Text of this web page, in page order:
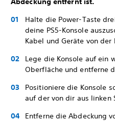
Halte die Power-Taste
deine PS5-Konsole
Kabel und Geräte von der
Lege die Konsole auf ein
Oberfläche und entferne
Positioniere die Konsole
auf der von dir aus linken
Entferne die Abdeckung